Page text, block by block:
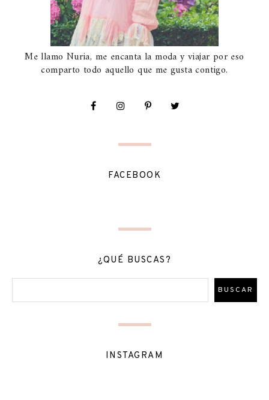
Me llamo Nuria, me encanta la moda y viajar por eso
comparto todo aquello que me gusta contigo.
FACEBOOK
¿QUÉ BUSCAS?
INSTAGRAM